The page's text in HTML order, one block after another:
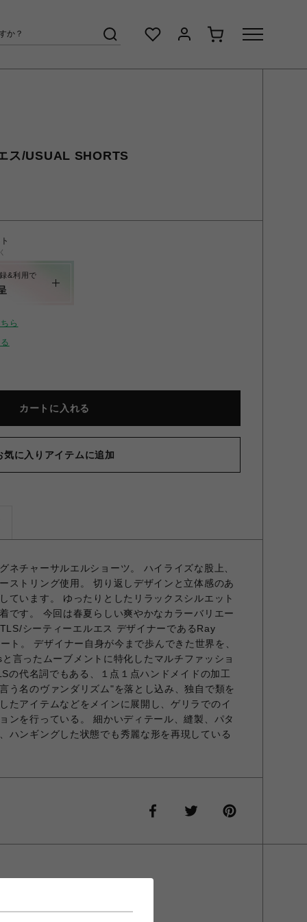
ス/USUAL SHORTS
&利用で
ら
カートに入れる
気に入りアイテムに追加
ネチャーサルエルショーツ。 ハイライズな股上、
ストリング使用。 切り返しデザインと立体感のあ
ています。 ゆったりとしたリラックスシルエット
です。 今回は春夏らしい爽やかなカラーバリエー
シーティーエルエス デザイナーであるRay
ト。 デザイナー自身が今まで歩んできた世界を、
言ったムーブメントに特化したマルチファッショ
の代名詞でもある、１点１点ハンドメイドの加工
う名のヴァンダリズム"を落とし込み、独自で類を
たアイテムなどをメインに展開し、ゲリラでのイ
ンを行っている。 細かいディテール、縫製、パタ
ハンギングした状態でも秀麗な形を再現している